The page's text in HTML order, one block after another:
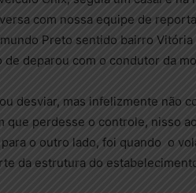
com nossa equipe de
Preto sentido bairro
deparou com o condutor da
desviar, mas infelizmente não
que perdesse o controle, nisso
o outro lado, foi quando o
da estrutura do